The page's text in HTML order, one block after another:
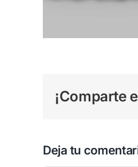
¡Comparte
Deja tu